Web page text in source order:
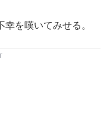
を嘆いてみせる。